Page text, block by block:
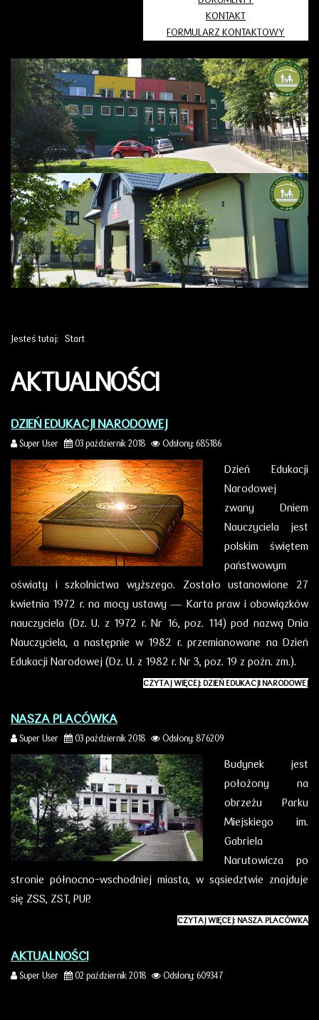
KONTAKT
FORMULARZ KONTAKTOWY
Jesteś tutaj: Start
AKTUALNOŚCI
DZIEŃ EDUKACJI NARODOWEJ
Super User 03 październik 2018 Odsłony: 685186
Dzień Edukacji
Narodowej
zwany Dniem
Nauczyciela jest
polskim świętem
państwowym
oświaty i szkolnictwa wyższego. Zostało ustanowione 27
kwietnia 1972 r. na mocy ustawy — Karta praw i obowiązków
nauczyciela (Dz. U. z 1972 r. Nr 16, poz. 114) pod nazwą Dnia
Nauczyciela, a następnie w 1982 r. przemianowane na Dzień
Edukacji Narodowej (Dz. U. z 1982 r. Nr 3, poz. 19 z poźn. zm.).
CZYTAJ WIĘCEJ: DZIEŃ EDUKACJI NARODOWEJ
NASZA PLACÓWKA
Super User 03 październik 2018 Odsłony: 876209
Budynek jest
położony na
obrzeżu Parku
Miejskiego im.
Gabriela
Narutowicza po
stronie północno-wschodniej miasta, w sąsiedztwie znajduje
się ZSS, ZST, PUP.
CZYTAJ WIĘCEJ: NASZA PLACÓWKA
AKTUALNOŚCI
Super User 02 październik 2018 Odsłony: 609347